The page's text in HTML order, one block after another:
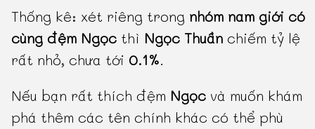
Thống kê: xét riêng trong nhóm nam giới có
cùng đệm Ngọc thì Ngọc Thuần chiếm tỷ lệ
rất nhỏ, chưa tới0.1%.
Nếu bạn rất thích đệm Ngọc và muốn khám
phá thêm các tên chính khác có thể phù